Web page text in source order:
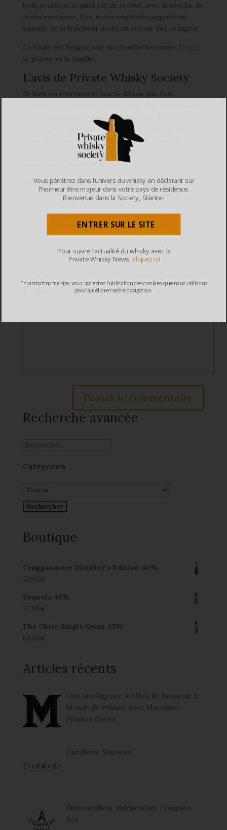
bois précieux. le miel est de retour, avec la touche de
fruits exotiques. Des notes végétales apportent
ensuite de la fraicheur avant un retour des oranges.
La finale est longue, sur une tourbe terreuse, l’orge,
le poivre et la vanille.
L’avis de Private Whisky Society
Et bien on retrouve le Yoichi 10 ans que l’on
Le profil végétal et malté accompagné de cette
tourbe présente mais en finesse et simplement
arrondi par ses fûtsque l’on adorait est bien de
retour avec toujours la belle richesse des alambics
chauffés à la flamme nue.
Pour plus d’informations sur la distillerie,visitez
cette page.
Poster le commentaire
Recherche avancée
Catégories
Boutique
Cragganmore Distiller’s Edition 40%
53,00€
Sequoia 42%
57,00€
The Chita Single Grain 43%
63,00€
Articles récents
Une Intelligence Artificielle Bouscule le
Monde du Whisky chez Macallan –
Poisson d’avril
Distillerie Starward
Embouteilleur indépendant Compass
Box
Vous pénétrez dans l’univers du whisky en déclarant sur
l’honneur être majeur dans votre pays de résidence.
Bienvenue dans la Society, Sláinte !
ENTRER SUR LE SITE
En visitant notre site, vous acceptez l’utilisation des cookies que nous utilisons
pour améliorer votre navigation.
Pour suivre l’actualité du whisky avec la
Private Whisky News, cliquez ici